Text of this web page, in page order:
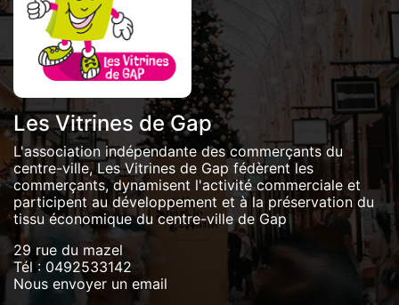
Les Vitrines de Gap
L'association indépendante des commerçants du
centre-ville, Les Vitrines de Gap fédèrent les
commerçants, dynamisent l'activité commerciale et
participent au développement et à la préservation du
tissu économique du centre-ville de Gap
29 rue du mazel
Tél : 0492533142
Nous envoyer un email